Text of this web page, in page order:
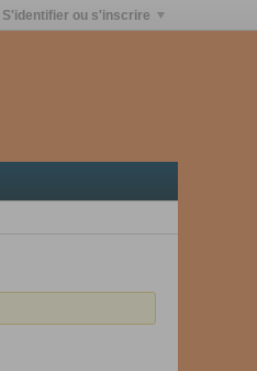
S'identifier ou s'inscrire